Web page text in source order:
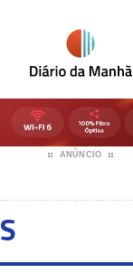
ANÚNCIO